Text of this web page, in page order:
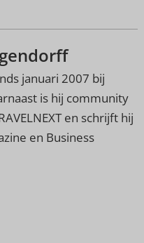
januari 2007 bij
is hij community
en schrijft hij
en Business